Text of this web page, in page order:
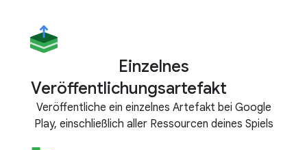
Einzelnes
Veröffentlichungsartefakt
Veröffentliche ein einzelnes Artefakt bei Google
Play, einschließlich aller Ressourcen deines Spiels